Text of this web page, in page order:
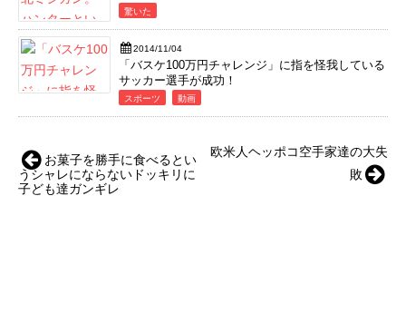
驚いた
2014/11/04
「バスケ100万円チャレンジ」に指を怪我している
サッカー選手が成功！
スポーツ 動画
欧米人ヘッポコ空手家達の大失
敗
お菓子を勝手に食べるとい
うシャレにならないドッキリに
子ども達ガンギレ